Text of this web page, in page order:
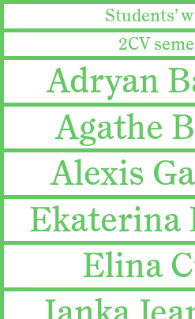
Students’
2CV
Adryan
Agathe
Alexis
Ekaterina
Elina